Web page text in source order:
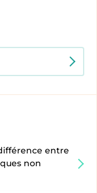
entre
non